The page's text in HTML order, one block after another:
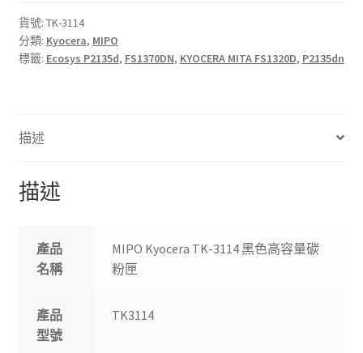
黑
色
碳
量
貨號: TK-3114
分類: Kyocera, MIPO
標籤: Ecosys P2135d, FS1370DN, KYOCERA MITA FS1320D, P2135dn
描述
描述
產品
名稱
MIPO Kyocera TK-3114 黑色高容量碳
粉匣
產品
型號
TK3114